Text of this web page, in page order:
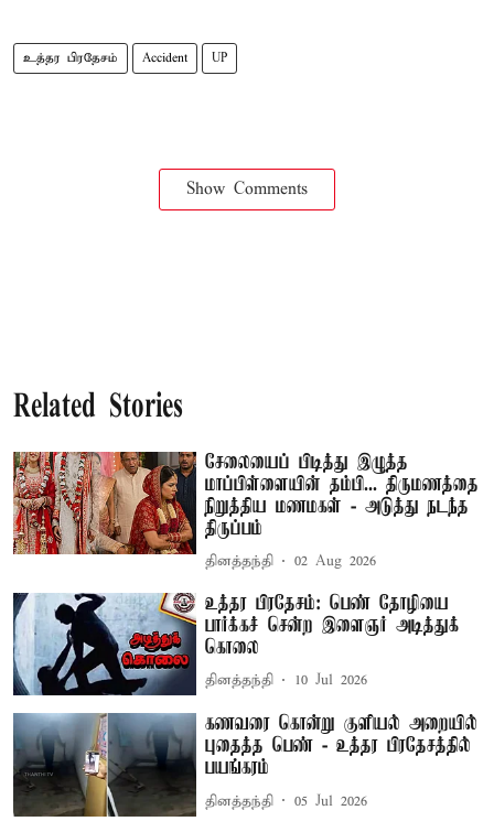
உத்தர பிரதேசம் Accident UP
Show Comments
Related Stories
சேலையைப் பிடித்து இழுத்த
மாப்பிள்ளையின் தம்பி... திருமணத்தை
நிறுத்திய மணமகள் - அடுத்து நடந்த
திருப்பம்
தினத்தந்தி 02 Aug 2026
உத்தர பிரதேசம்: பெண் தோழியை
பார்க்கச் சென்ற இளைஞர் அடித்துக்
கொலை
தினத்தந்தி 10 Jul 2026
கணவரை கொன்று குளியல் அறையில்
புதைத்த பெண் - உத்தர பிரதேசத்தில்
பயங்கரம்
தினத்தந்தி 05 Jul 2026